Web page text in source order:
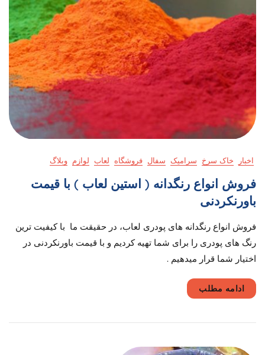
اخبار خاک سرخ سرامیک سفال فروشگاه لعاب لوازم وبلاگ
فروش انواع رنگدانه ( استین لعاب ) با قیمت
باورنکردنی
فروش انواع رنگدانه های پودری لعاب، در حقیقت ما با کیفیت ترین
رنگ های پودری را برای شما تهیه کردیم و با قیمت باورنکردنی در
اختیار شما قرار میدهیم .
ادامه مطلب